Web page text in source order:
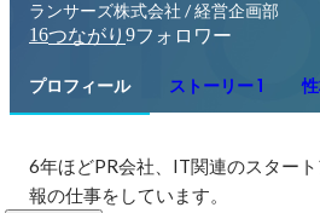
ランサーズ株式会社 / 経営企画部
16つながり 9フォロワー
プロフィール ストーリー 1
6年ほどPR会社、IT関連のスター
報の仕事をしています。